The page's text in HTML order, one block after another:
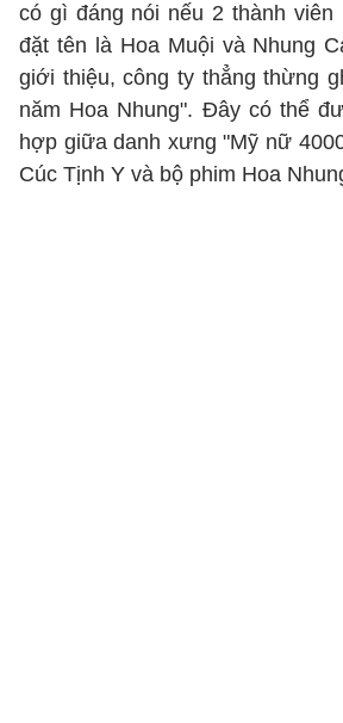
có gì đáng nói nếu 2 thành
đặt tên là Hoa Muội và Nhung
giới thiệu, công ty thẳng thừng
năm Hoa Nhung". Đây có thể
hợp giữa danh xưng "Mỹ nữ
Cúc Tịnh Y và bộ phim Hoa